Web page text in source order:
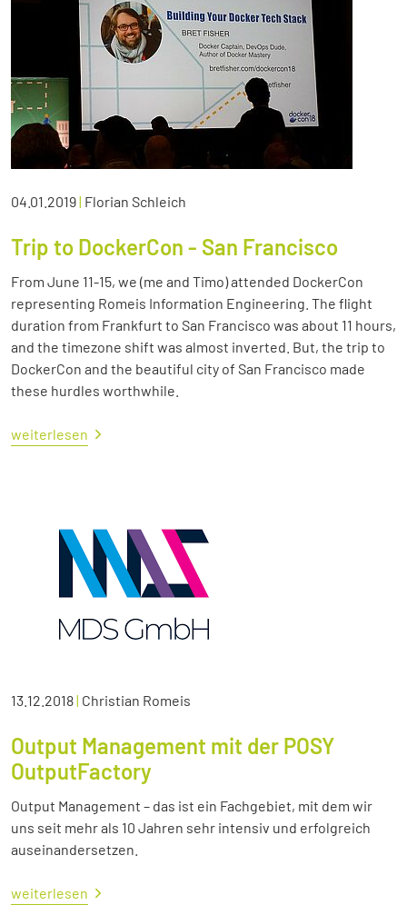
04.01.2019| Florian Schleich
Trip to DockerCon - San Francisco
From June 11-15, we (me and Timo) attended DockerCon
representing Romeis Information Engineering. The flight
duration from Frankfurt to San Francisco was about 11 hours,
and the timezone shift was almost inverted. But, the trip to
DockerCon and the beautiful city of San Francisco made
these hurdles worthwhile.
weiterlesen
13.12.2018| Christian Romeis
Output Management mit der POSY
OutputFactory
Output Management – das ist ein Fachgebiet, mit dem wir
uns seit mehr als 10 Jahren sehr intensiv und erfolgreich
auseinandersetzen.
weiterlesen